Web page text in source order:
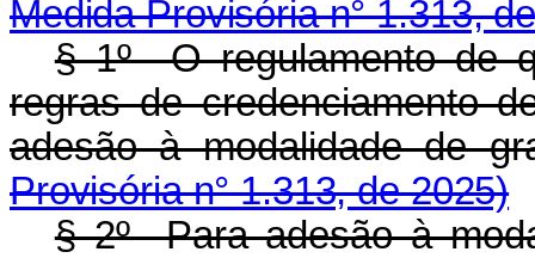
Medida Provisória n° 1.313,
§ 1º O regulamento de
regras de credenciamento
adesão à modalidade de
Provisória n° 1.313, de 2025)
§ 2º Para adesão à